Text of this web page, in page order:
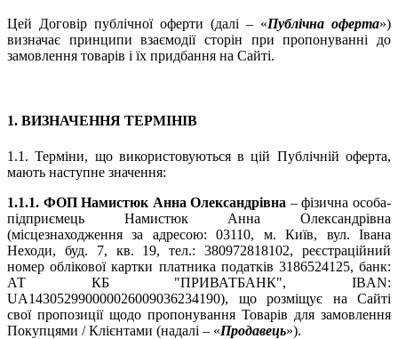
Цей Договір публічної оферти (далі – «Публічна оферта»)
визначає принципи взаємодії сторін при пропонуванні до
замовлення товарів і їх придбання на Сайті.
1. ВИЗНАЧЕННЯ ТЕРМІНІВ
1.1. Терміни, що використовуються в цій Публічній оферта,
мають наступне значення:
1.1.1. ФОП Намистюк Анна Олександрівна – фізична особа-
підприємець Намистюк Анна Олександрівна
(місцезнаходження за адресою: 03110, м. Київ, вул. Івана
Неходи, буд. 7, кв. 19, тел.: 380972818102, реєстраційний
номер облікової картки платника податків 3186524125, банк:
АТ КБ "ПРИВАТБАНК", IBAN:
UA143052990000026009036234190), що розміщує на Сайті
свої пропозиції щодо пропонування Товарів для замовлення
Покупцями / Клієнтами (надалі – «Продавець»).